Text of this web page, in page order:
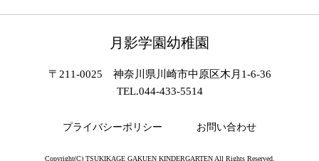
月影学園幼稚園
〒211-0025 神奈川県川崎市中原区木月1-6-36
TEL.044-433-5514
プライバシーポリシー お問い合わせ
Copyright(C) TSUKIKAGE GAKUEN KINDERGARTEN All Rights Reserved.